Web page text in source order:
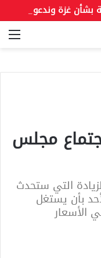
مجلس
التي ستحدث
بأن يستغل
الأسعار